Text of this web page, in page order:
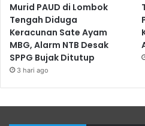
Murid PAUD di Lombok
Tengah Diduga
Keracunan Sate Ayam
MBG, Alarm NTB Desak
SPPG Bujak Ditutup
3 hari ago